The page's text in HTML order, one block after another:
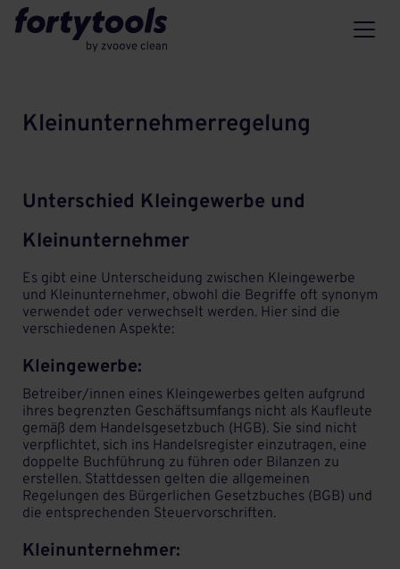
Kleinunternehmerregelung
Unterschied Kleingewerbe und
Kleinunternehmer
Es gibt eine Unterscheidung zwischen Kleingewerbe
und Kleinunternehmer, obwohl die Begriffe oft synonym
verwendet oder verwechselt werden. Hier sind die
verschiedenen Aspekte:
Kleingewerbe:
Betreiber/innen eines Kleingewerbes gelten aufgrund
ihres begrenzten Geschäftsumfangs nicht als Kaufleute
gemäß dem Handelsgesetzbuch (HGB). Sie sind nicht
verpflichtet, sich ins Handelsregister einzutragen, eine
doppelte Buchführung zu führen oder Bilanzen zu
erstellen. Stattdessen gelten die allgemeinen
Regelungen des Bürgerlichen Gesetzbuches (BGB) und
die entsprechenden Steuervorschriften.
Kleinunternehmer: